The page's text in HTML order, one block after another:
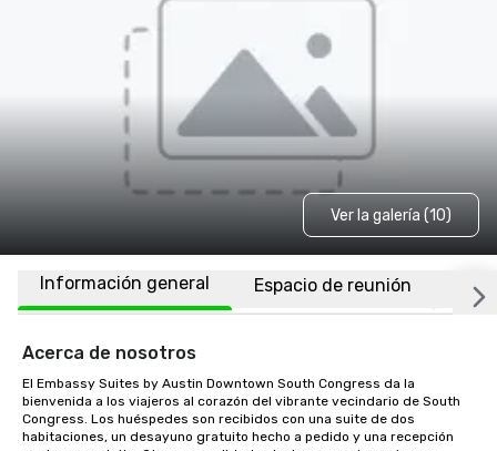
Ver la galería (10)
Información general Espacio de reunión
Acerca de nosotros
El Embassy Suites by Austin Downtown South Congress da la
bienvenida a los viajeros al corazón del vibrante vecindario de South
Congress. Los huéspedes son recibidos con una suite de dos
habitaciones, un desayuno gratuito hecho a pedido y una recepción